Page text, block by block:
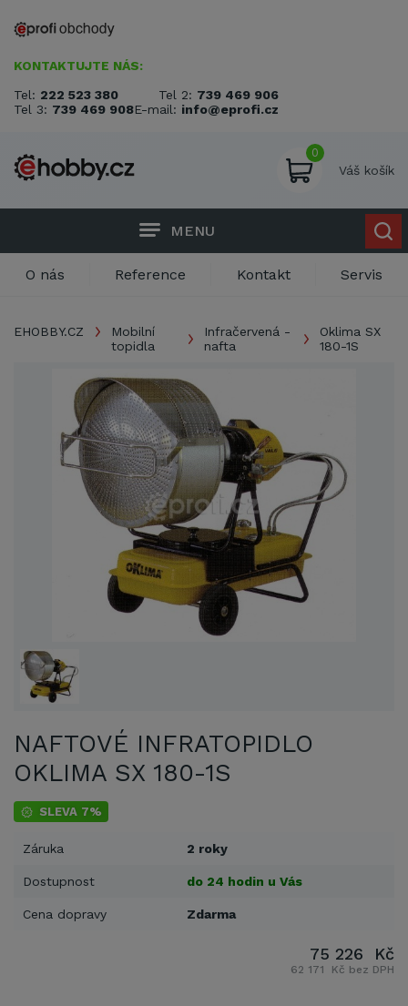
KONTAKTUJTE NÁS:
Tel: 222 523 380 Tel 2: 739 469 906
Tel 3: 739 469 908E-mail: info@eprofi.cz
0
Váš košík
MENU
O nás Reference Kontakt Servis
EHOBBY.CZ
Mobilní
topidla
Infračervená -
nafta
Oklima SX
180-1S
NAFTOVÉ INFRATOPIDLO
OKLIMA SX 180-1S
SLEVA 7%
Záruka 2 roky
Dostupnost do 24 hodin u Vás
Cena dopravy Zdarma
75 226 Kč
62 171 Kč bez DPH